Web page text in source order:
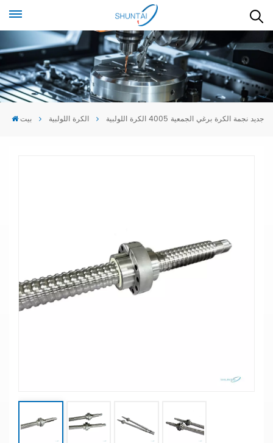
بيت الكرة اللولبية جديد نجمة الكرة برغي الجمعية 4005 الكرة اللولبية